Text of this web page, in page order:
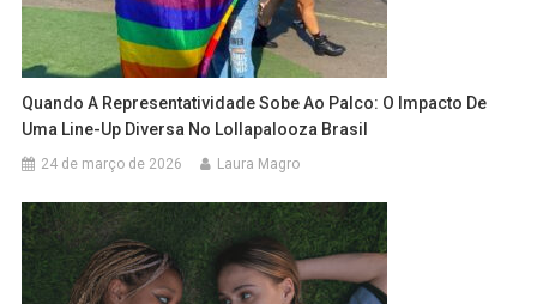
Quando A Representatividade Sobe Ao Palco: O Impacto De
Uma Line-Up Diversa No Lollapalooza Brasil
24 de março de 2026 Laura Magro